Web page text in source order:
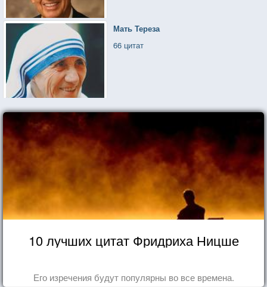
Мать Тереза
66 цитат
10 лучших цитат Фридриха Ницше
Его изречения будут популярны во все времена.